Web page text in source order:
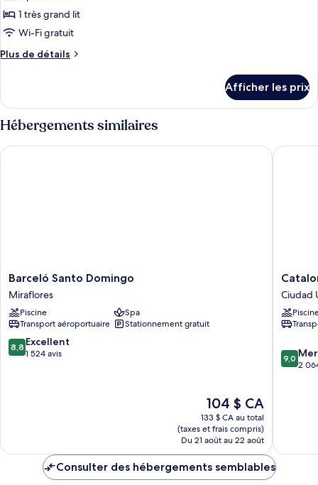
ce
type
chambre :
1 très grand lit
Wi-Fi gratuit
Plus de détails
Plus
Junior
Suite
Afficher les prix
Hébergements similaires
Barceló
Santo
Domingo
Miraflores
Barceló Santo Domingo
Miraflores
Piscine
Spa
Transport aéroportuaire
Stationnement gratuit
8.8
sur
8,8 Excellent
1 524 avis
Le
prix
est
de
104 $ CA
104 $ CA
133 $ CA au total
(taxes et frais compris)
Du 21 août au 22 août
Barceló Santo Domingo
Santo
Ciudad
Ciudad
9.0
sur
9,0
2
Consulter des hébergements semblables